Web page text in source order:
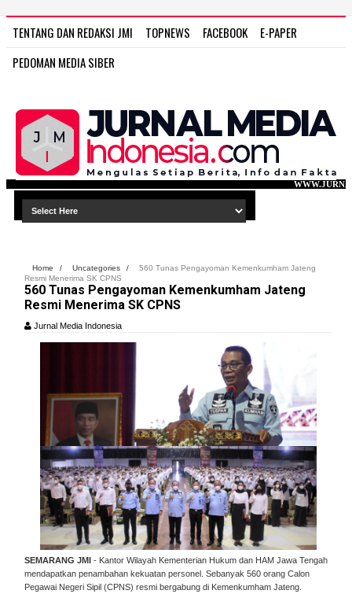
TENTANG DAN REDAKSI JMI TOPNEWS FACEBOOK
E-PAPER
PEDOMAN MEDIA SIBER
WWW.JURNAL MEDIA
Home / Uncategories /
560 Tunas Pengayoman Kemenkumham Jateng
Resmi Menerima SK CPNS
560 Tunas Pengayoman Kemenkumham Jateng
Resmi Menerima SK CPNS
Jurnal Media Indonesia
SEMARANG JMI - Kantor Wilayah Kementerian Hukum dan HAM Jawa Tengah
mendapatkan penambahan kekuatan personel. Sebanyak 560 orang Calon
Pegawai Negeri Sipil (CPNS) resmi bergabung di Kemenkumham Jateng.